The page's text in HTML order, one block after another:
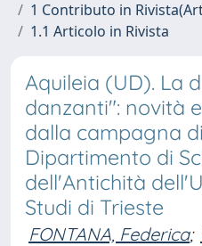
1 Contributo in
1.1 Articolo in Rivista
Aquileia (UD). La
danzanti": novità
dalla campagna
Dipartimento di
dell'Antichità
Studi di Trieste
FONTANA, Federica;